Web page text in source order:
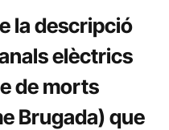
la descripció
elèctrics
de morts
Brugada) que